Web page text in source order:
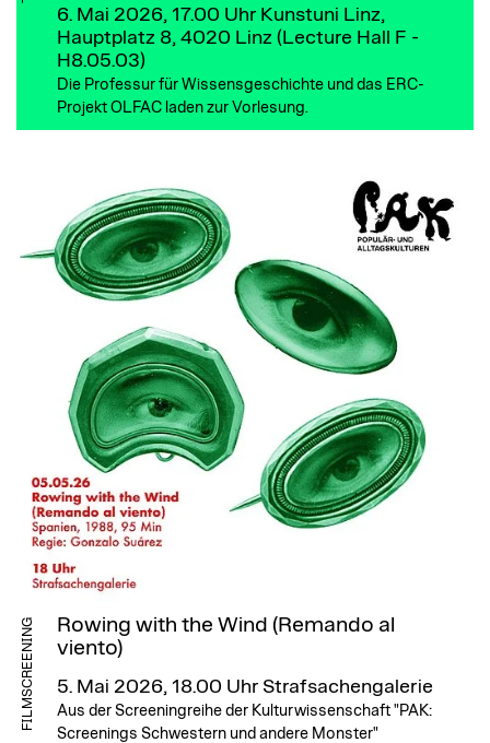
6. Mai 2026, 17.00 Uhr Kunstuni Linz,
Hauptplatz 8, 4020 Linz (Lecture Hall F -
H8.05.03)
Die Professur für Wissensgeschichte und das ERC-
Projekt OLFAC laden zur Vorlesung.
FILMSCREENING
Rowing with the Wind (Remando al
viento)
5. Mai 2026, 18.00 Uhr Strafsachengalerie
Aus der Screeningreihe der Kulturwissenschaft "PAK:
Screenings Schwestern und andere Monster"